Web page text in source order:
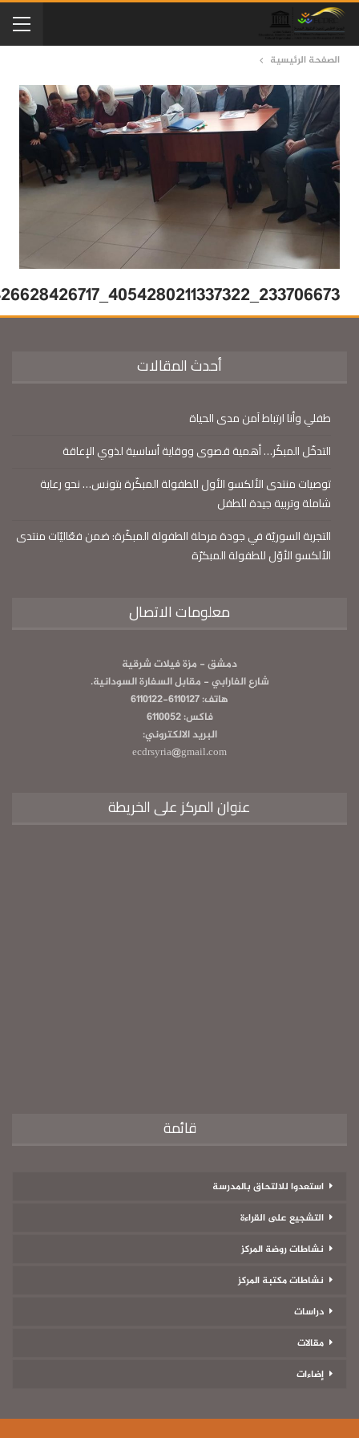
الصفحة الرئيسية
233706673_4054280211337322_1513478426628426717_n
أحدث المقالات
طفلي وأنا ارتباط آمن مدى الحياة
التدخّل المبكّر… أهمية قصوى ووقاية أساسية لذوي الإعاقة
توصيات منتدى الألكسو الأول للطفولة المبكّرة بتونس… نحو رعاية
شاملة وتربية جيدة للطفل
التجربة السوريّة في جودة مرحلة الطفولة المبكّرة: ضمن فعّاليّات منتدى
الألكسو الأوّل للطفولة المبكرّة
معلومات الاتصال
دمشق - مزة فيلات شرقية
شارع الفارابي - مقابل السفارة السودانية.
هاتف: 6110127-6110122
فاكس: 6110052
البريد الالكتروني:
ecdrsyria@gmail.com
عنوان المركز على الخريطة
قائمة
استعدوا للالتحاق بالمدرسة
التشجيع على القراءة
نشاطات روضة المركز
نشاطات مكتبة المركز
دراسات
مقالات
إضاءات